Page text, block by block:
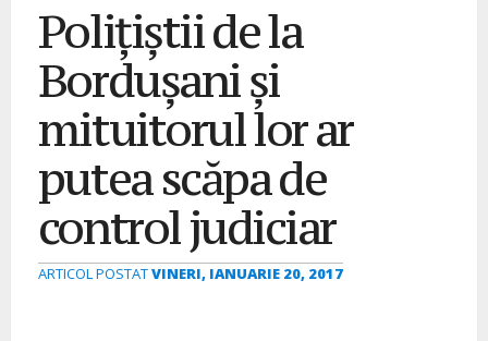
Polițiștii de la
Bordușani și
mituitorul lor ar
putea scăpa de
control judiciar
ARTICOL POSTATVINERI, IANUARIE 20, 2017